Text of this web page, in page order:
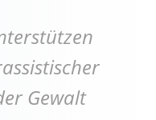
Gewalt